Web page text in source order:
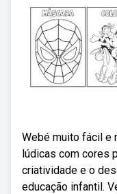
Webé muito fácil e
lúdicas com cores
criatividade e o
educação infantil.